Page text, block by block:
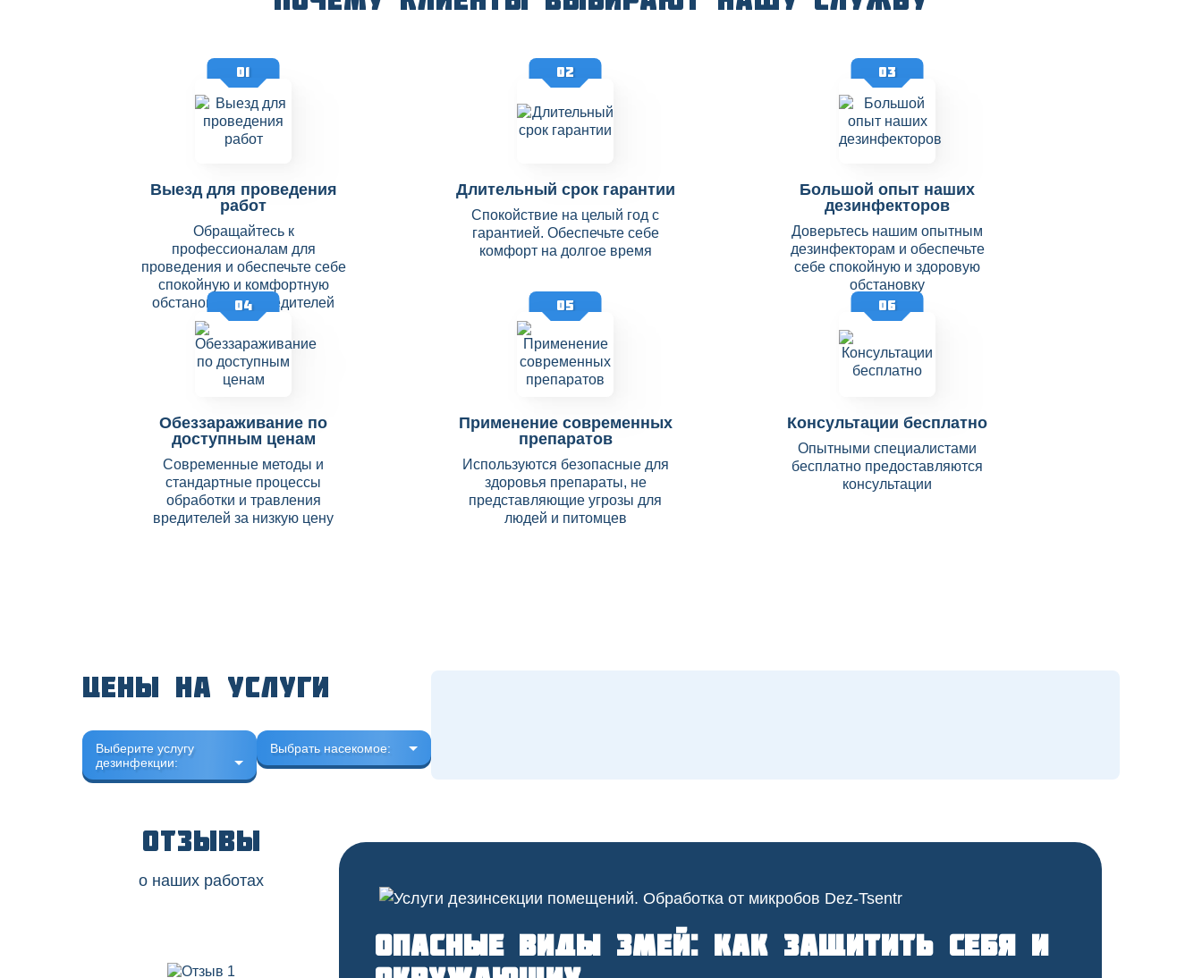
01
Выезд для проведения
работ
Обращайтесь к
профессионалам для
проведения и обеспечьте себе
спокойную и комфортную
обстановку без вредителей
02
Длительный срок гарантии
Спокойствие на целый год с
гарантией. Обеспечьте себе
комфорт на долгое время
03
Большой опыт наших
дезинфекторов
Доверьтесь нашим опытным
дезинфекторам и обеспечьте
себе спокойную и здоровую
обстановку
04
Обеззараживание по
доступным ценам
Современные методы и
стандартные процессы
обработки и травления
вредителей за низкую цену
05
Применение современных
препаратов
Используются безопасные для
здоровья препараты, не
представляющие угрозы для
людей и питомцев
06
Консультации бесплатно
Опытными специалистами
бесплатно предоставляются
консультации
Цены на услуги
Выберите услугу
дезинфекции:
Выбрать насекомое:
Отзывы
о наших работах
Опасные виды змей: как защитить себя и